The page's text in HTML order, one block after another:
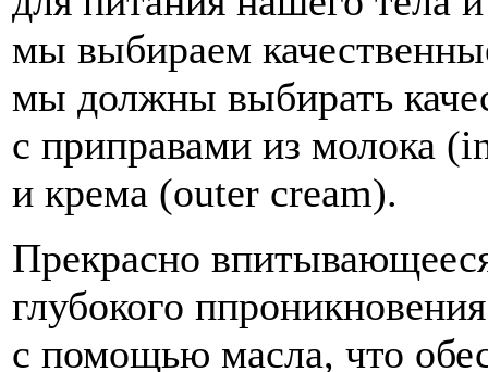
мы выбираем
мы должны выбирать
с приправами из молока
и крема (outer cream).
Прекрасно
глубокого
с помощью масла, что